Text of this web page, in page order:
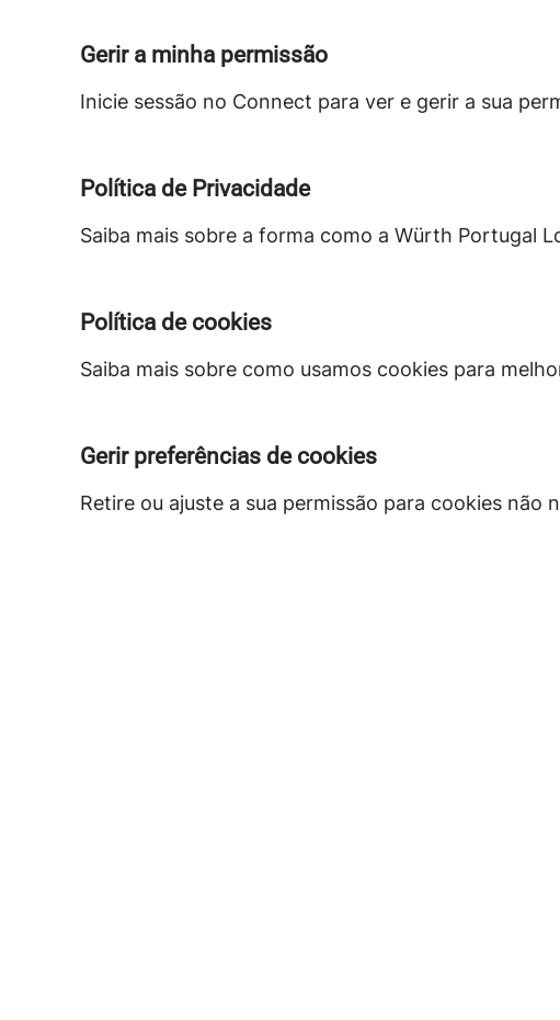
Gerir a minha permissão
Inicie sessão no Connect para ver e gerir a sua
Política de Privacidade
Saiba mais sobre a forma como a Würth Portugal
Política de cookies
Saiba mais sobre como usamos cookies para
Gerir preferências de cookies
Retire ou ajuste a sua permissão para cookies não